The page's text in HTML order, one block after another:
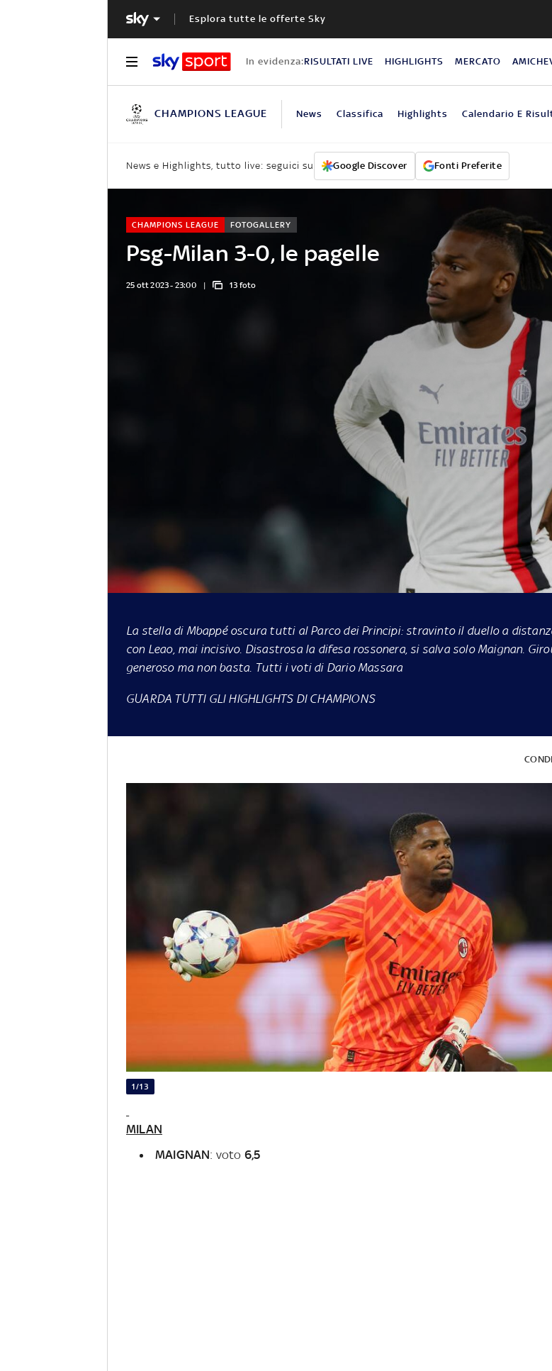
Esplora tutte le offerte Sky
In evidenza:RISULTATI LIVE HIGHLIGHTS MERCATO
CHAMPIONS LEAGUE News Classifica Highlights Calendario E
News e Highlights, tutto live: seguici su Google Discover Fonti Preferite
Psg-Milan 3-0, le pagelle
CHAMPIONS LEAGUE FOTOGALLERY
25 ott 2023 - 23:00 13 foto
La stella di Mbappé oscura tutti al Parco dei Principi: stravinto il duello a
con Leao, mai incisivo. Disastrosa la difesa rossonera, si salva solo Maignan.
generoso ma non basta. Tutti i voti di Dario Massara
GUARDA TUTTI GLI HIGHLIGHTS DI CHAMPIONS
1/13
MILAN
MAIGNAN: voto 6,5